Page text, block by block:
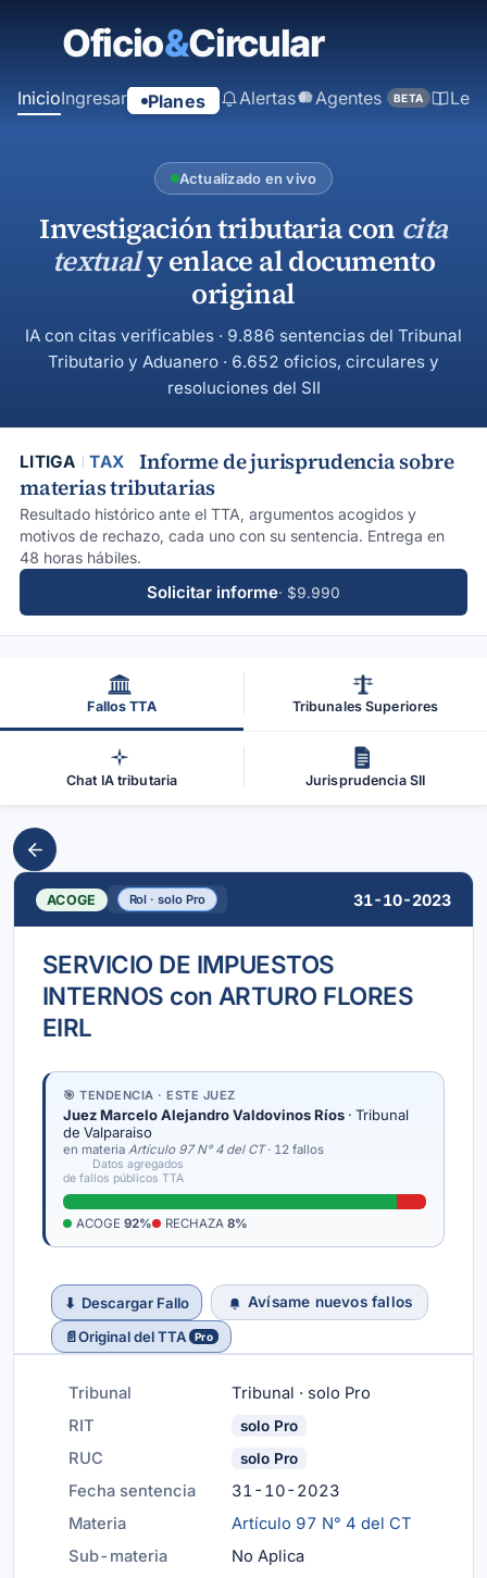
principal
InicioIngresar Planes Alertas Agentes BETA
Actualizado en vivo
Investigación tributaria con cita
textualy enlace al documento
original
IA con citas verificables · 9.886 sentencias del Tribunal
Tributario y Aduanero · 6.652 oficios, circulares y
resoluciones del SII
LITIGA TAX
Informe de jurisprudencia sobre
materias tributarias
Resultado histórico ante el TTA, argumentos acogidos y
motivos de rechazo, cada uno con su sentencia. Entrega en
48 horas hábiles.
Solicitar informe· $9.990
Fallos TTA Tribunales Superiores
Chat IA tributaria Jurisprudencia SII
ACOGE Rol · solo Pro 31-10-2023
SERVICIO DE IMPUESTOS
INTERNOS con ARTURO FLORES
EIRL
🎯 TENDENCIA · ESTE JUEZ
Juez Marcelo Alejandro Valdovinos Ríos · Tribunal
de Valparaiso
en materia Artículo 97 N° 4 del CT· 12 fallos
Datos agregados
de fallos públicos TTA
ACOGE 92% RECHAZA 8%
⬇ Descargar Fallo
Avísame nuevos fallos
📄Original del TTA Pro
Tribunal
Tribunal · solo Pro
RIT
solo Pro
RUC solo Pro
Fecha sentencia
31-10-2023
Materia
Artículo 97 N° 4 del CT
Sub-materia
No Aplica